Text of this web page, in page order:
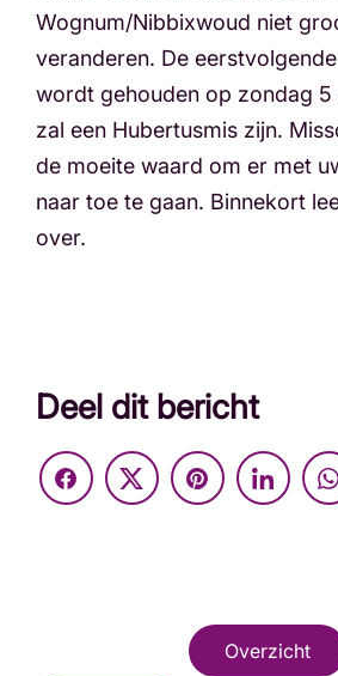
Wognum/Nibbixwoud niet
veranderen. De
wordt gehouden op zondag 5
zal een Hubertusmis zijn.
de moeite waard om er met
naar toe te gaan. Binnekort
over.
Deel dit bericht
Overzicht